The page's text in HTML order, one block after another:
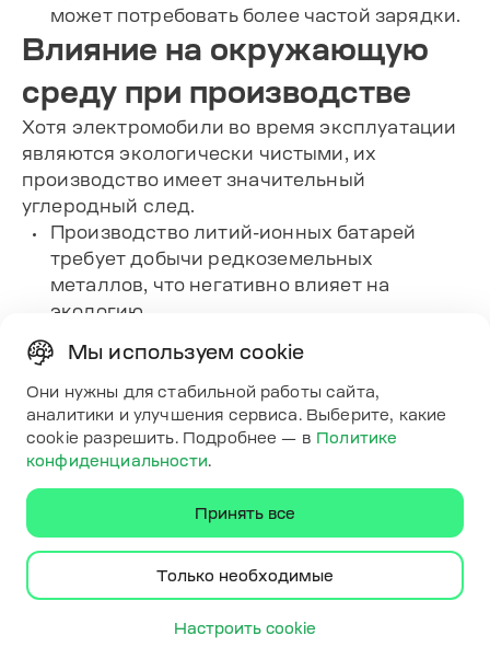
Мы используем cookie
Они нужны для стабильной работы сайта,
аналитики и улучшения сервиса. Выберите, какие
cookie разрешить. Подробнее — в Политике
конфиденциальности.
Принять все
Только необходимые
Настроить cookie
может потребовать более частой зарядки.
Влияние на окружающую
среду при производстве
Хотя электромобили во время эксплуатации
являются экологически чистыми, их
производство имеет значительный
углеродный след.
Производство литий-ионных батарей
требует добычи редкоземельных
металлов, что негативно влияет на
экологию.
сложной проблемой, поскольку их
перерабатывающий процесс пока не
является полностью экологичным.
Если электромобиль заряжается от
электроэнергии, произведенной на
его экологические преимущества
уменьшаются.
Несмотря на свои экологические и
экономические преимущества,
электромобили имеют ряд серьезных